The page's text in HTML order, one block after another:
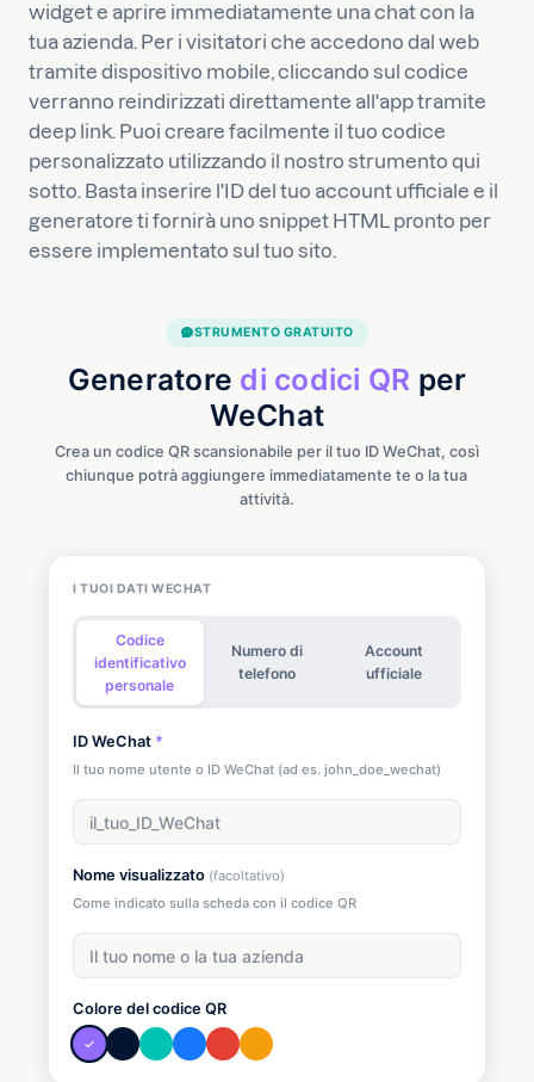
widget e aprire immediatamente una chat con la
tua azienda. Per i visitatori che accedono dal web
tramite dispositivo mobile, cliccando sul codice
verranno reindirizzati direttamente all'app tramite
deep link. Puoi creare facilmente il tuo codice
personalizzato utilizzando il nostro strumento qui
sotto. Basta inserire l'ID del tuo account ufficiale e il
generatore ti fornirà uno snippet HTML pronto per
essere implementato sul tuo sito.
STRUMENTO GRATUITO
Generatore di codici QR per
WeChat
Crea un codice QR scansionabile per il tuo ID WeChat, così
chiunque potrà aggiungere immediatamente te o la tua
attività.
I TUOI DATI WECHAT
Codice
identificativo
personale
Numero di
telefono
Account
ufficiale
ID WeChat *
Il tuo nome utente o ID WeChat (ad es. john_doe_wechat)
Nome visualizzato (facoltativo)
Come indicato sulla scheda con il codice QR
Colore del codice QR